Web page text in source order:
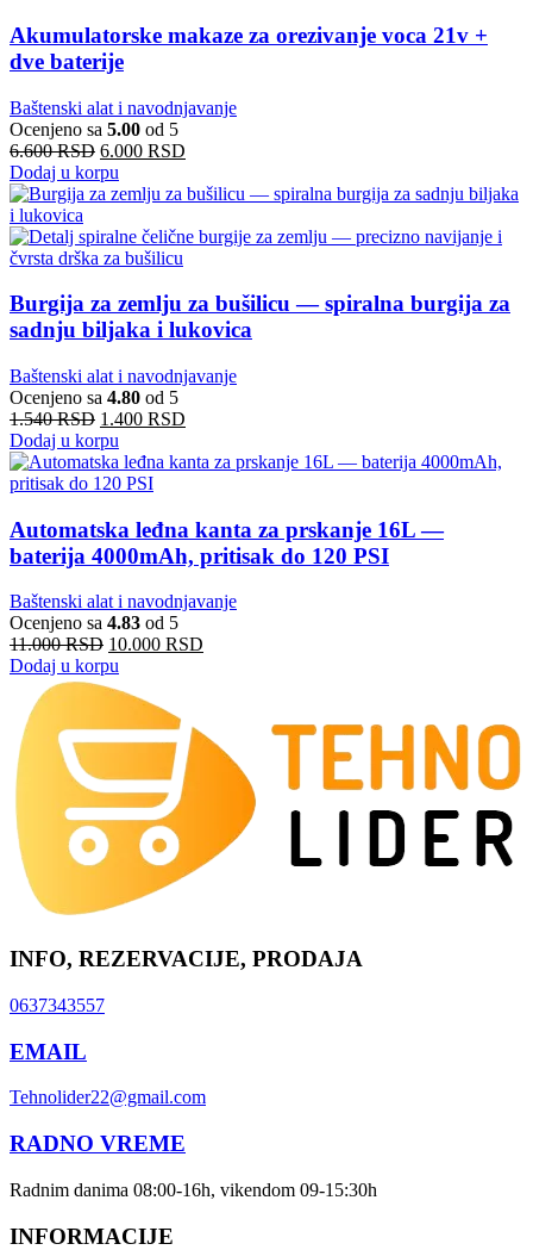
Akumulatorske makaze za orezivanje voca 21v +
dve baterije
Baštenski alat i navodnjavanje
Ocenjeno sa 5.00 od 5
6.600RSD 6.000 RSD
Dodaj u korpu
Burgija za zemlju za bušilicu — spiralna burgija za
sadnju biljaka i lukovica
Baštenski alat i navodnjavanje
Ocenjeno sa 4.80 od 5
1.540RSD 1.400 RSD
Dodaj u korpu
Automatska leđna kanta za prskanje 16L —
baterija 4000mAh, pritisak do 120 PSI
Baštenski alat i navodnjavanje
Ocenjeno sa 4.83 od 5
11.000RSD 10.000 RSD
Dodaj u korpu
INFO, REZERVACIJE, PRODAJA
0637343557
EMAIL
Tehnolider22@gmail.com
RADNO VREME
Radnim danima 08:00-16h, vikendom 09-15:30h
INFORMACIJE